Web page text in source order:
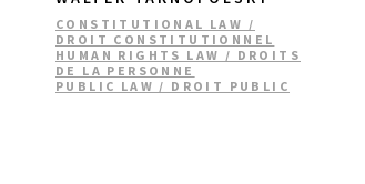
CONSTITUTIONAL LAW /
DROIT CONSTITUTIONNEL
HUMAN RIGHTS LAW / DROITS
DE LA PERSONNE
PUBLIC LAW / DROIT PUBLIC